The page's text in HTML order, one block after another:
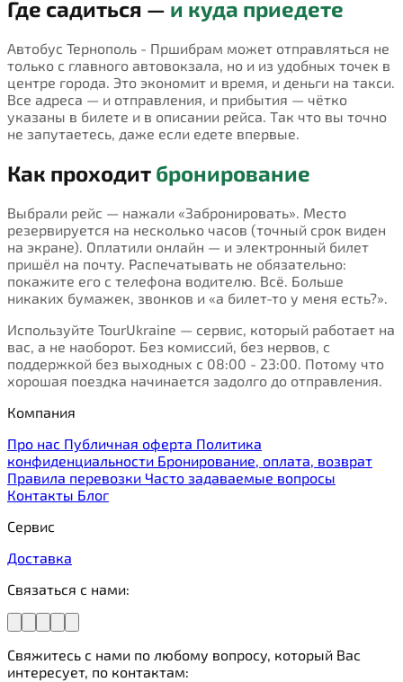
Где садиться — и куда приедете
Автобус Тернополь - Пршибрам может отправляться не
только с главного автовокзала, но и из удобных точек в
центре города. Это экономит и время, и деньги на такси.
Все адреса — и отправления, и прибытия — чётко
указаны в билете и в описании рейса. Так что вы точно
не запутаетесь, даже если едете впервые.
Как проходит бронирование
Выбрали рейс — нажали «Забронировать». Место
резервируется на несколько часов (точный срок виден
на экране). Оплатили онлайн — и электронный билет
пришёл на почту. Распечатывать не обязательно:
покажите его с телефона водителю. Всё. Больше
никаких бумажек, звонков и «а билет-то у меня есть?».
Используйте TourUkraine — сервис, который работает на
вас, а не наоборот. Без комиссий, без нервов, с
поддержкой без выходных с 08:00 - 23:00. Потому что
хорошая поездка начинается задолго до отправления.
Компания
Про нас Публичная оферта Политика
конфиденциальности Бронирование, оплата, возврат
Правила перевозки Часто задаваемые вопросы
Контакты Блог
Сервис
Доставка
Связаться с нами:
Свяжитесь с нами по любому вопросу, который Вас
интересует, по контактам: